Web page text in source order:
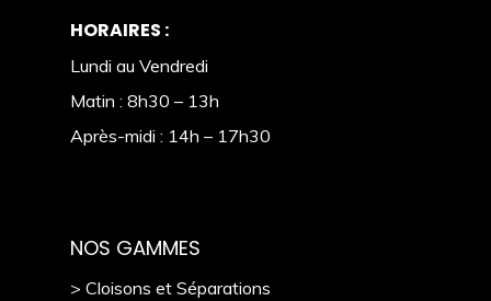
HORAIRES :
Lundi au Vendredi
Matin : 8h30 – 13h
Après-midi : 14h – 17h30
NOS GAMMES
> Cloisons et Séparations